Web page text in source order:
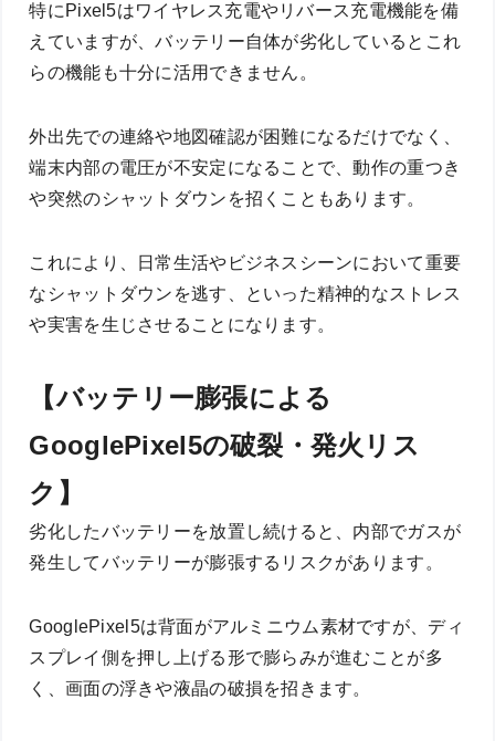
特にPixel5はワイヤレス充電やリバース充電機能を備
えていますが、バッテリー自体が劣化しているとこれ
らの機能も十分に活用できません。
外出先での連絡や地図確認が困難になるだけでなく、
端末内部の電圧が不安定になることで、動作の重つき
や突然のシャットダウンを招くこともあります。
これにより、日常生活やビジネスシーンにおいて重要
なシャットダウンを逃す、といった精神的なストレス
や実害を生じさせることになります。
【バッテリー膨張による
GooglePixel5の破裂・発火リス
ク】
劣化したバッテリーを放置し続けると、内部でガスが
発生してバッテリーが膨張するリスクがあります。
GooglePixel5は背面がアルミニウム素材ですが、ディ
スプレイ側を押し上げる形で膨らみが進むことが多
く、画面の浮きや液晶の破損を招きます。